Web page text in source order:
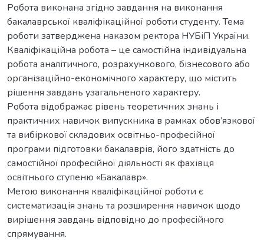
Робота виконана згідно завдання на виконання
бакалаврської кваліфікаційної роботи студенту. Тема
роботи затверджена наказом ректора НУБіП України.
Кваліфікаційна робота – це самостійна індивідуальна
робота аналітичного, розрахункового, бізнесового або
організаційно-економічного характеру, що містить
рішення завдань узагальненого характеру.
Робота відображає рівень теоретичних знань і
практичних навичок випускника в рамках обов’язкової
та вибіркової складових освітньо-професійної
програми підготовки бакалаврів, його здатність до
самостійної професійної діяльності як фахівця
освітнього ступеню «Бакалавр».
Метою виконання кваліфікаційної роботи є
систематизація знань та розширення навичок щодо
вирішення завдань відповідно до професійного
спрямування.